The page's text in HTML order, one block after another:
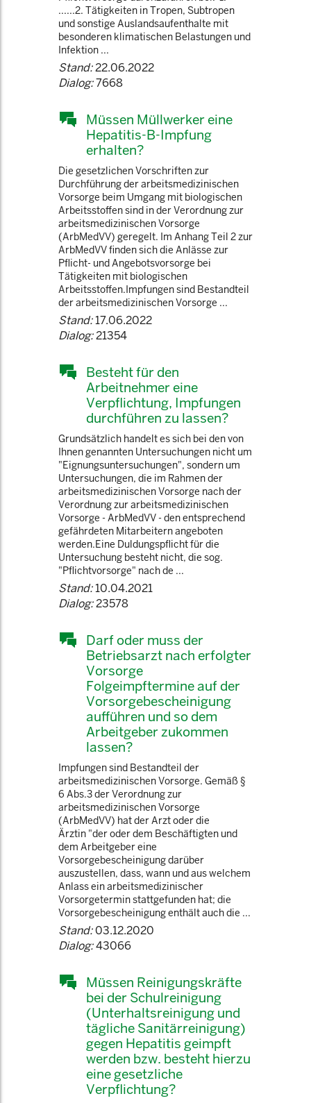
......2. Tätigkeiten in Tropen, Subtropen
und sonstige Auslandsaufenthalte mit
besonderen klimatischen Belastungen und
Infektion ...
Stand:22.06.2022
Dialog:7668
Müssen Müllwerker eine
Hepatitis-B-Impfung
erhalten?
Die gesetzlichen Vorschriften zur
Durchführung der arbeitsmedizinischen
Vorsorge beim Umgang mit biologischen
Arbeitsstoffen sind in der Verordnung zur
arbeitsmedizinischen Vorsorge
(ArbMedVV) geregelt. Im Anhang Teil 2 zur
ArbMedVV finden sich die Anlässe zur
Pflicht- und Angebotsvorsorge bei
Tätigkeiten mit biologischen
Arbeitsstoffen.Impfungen sind Bestandteil
der arbeitsmedizinischen Vorsorge ...
Stand:17.06.2022
Dialog:21354
Besteht für den
Arbeitnehmer eine
Verpflichtung, Impfungen
durchführen zu lassen?
Grundsätzlich handelt es sich bei den von
Ihnen genannten Untersuchungen nicht um
"Eignungsuntersuchungen", sondern um
Untersuchungen, die im Rahmen der
arbeitsmedizinischen Vorsorge nach der
Verordnung zur arbeitsmedizinischen
Vorsorge - ArbMedVV - den entsprechend
gefährdeten Mitarbeitern angeboten
werden.Eine Duldungspflicht für die
Untersuchung besteht nicht, die sog.
"Pflichtvorsorge" nach de ...
Stand:10.04.2021
Dialog:23578
Darf oder muss der
Betriebsarzt nach erfolgter
Vorsorge
Folgeimpftermine auf der
Vorsorgebescheinigung
aufführen und so dem
Arbeitgeber zukommen
lassen?
Impfungen sind Bestandteil der
arbeitsmedizinischen Vorsorge. Gemäß §
6 Abs.3 der Verordnung zur
arbeitsmedizinischen Vorsorge
(ArbMedVV) hat der Arzt oder die
Ärztin "der oder dem Beschäftigten und
dem Arbeitgeber eine
Vorsorgebescheinigung darüber
auszustellen, dass, wann und aus welchem
Anlass ein arbeitsmedizinischer
Vorsorgetermin stattgefunden hat; die
Vorsorgebescheinigung enthält auch die ...
Stand:03.12.2020
Dialog:43066
Müssen Reinigungskräfte
bei der Schulreinigung
(Unterhaltsreinigung und
tägliche Sanitärreinigung)
gegen Hepatitis geimpft
werden bzw. besteht hierzu
eine gesetzliche
Verpflichtung?